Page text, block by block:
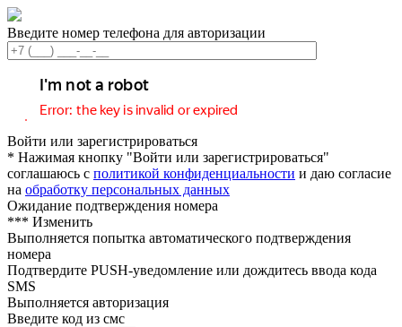
Введите номер телефона для авторизации
Войти или зарегистрироваться
* Нажимая кнопку "Войти или зарегистрироваться"
соглашаюсь с политикой конфиденциальности и даю согласие
на обработку персональных данных
Ожидание подтверждения номера
*** Изменить
Выполняется попытка автоматического подтверждения
номера
Подтвердите PUSH-уведомление или дождитесь ввода кода
SMS
Выполняется авторизация
Введите код из смс